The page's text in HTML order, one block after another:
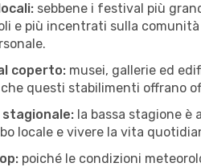
sebbene i festival più
e più incentrati sulla
coperto: musei, gallerie ed
questi stabilimenti offrano
stagionale: la bassa stagione è
locale e vivere la vita
poiché le condizioni